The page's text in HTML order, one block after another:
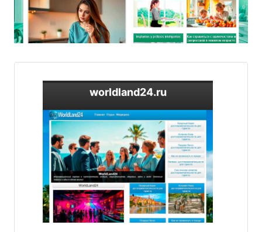
worldland24.ru